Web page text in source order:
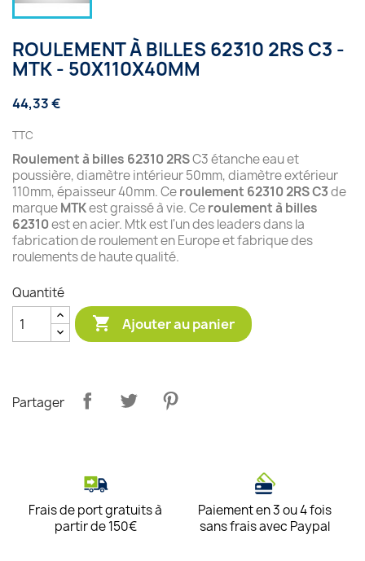
ROULEMENT À BILLES 62310 2RS C3 -
MTK - 50X110X40MM
44,33 €
TTC
Roulement à billes 62310 2RSC3 étanche eau et
poussière, diamètre intérieur 50mm, diamètre extérieur
110mm, épaisseur 40mm. Ceroulement 62310 2RS C3de
marqueMTKest graissé à vie. Ceroulement à billes
62310est en acier. Mtk est l'un des leaders dans la
fabrication de roulement en Europe et fabrique des
roulements de haute qualité.
Quantité
 Ajouter au panier
Partager
Frais de port gratuits à
partir de 150€
Paiement en 3 ou 4 fois
sans frais avec Paypal